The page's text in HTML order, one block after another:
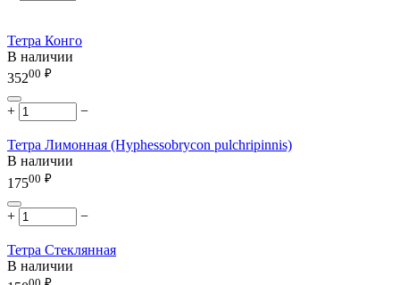
Тетра Конго
В наличии
35200 ₽
+ −
Тетра Лимонная (Hyphessobrycon pulchripinnis)
В наличии
17500 ₽
+ −
Тетра Стеклянная
В наличии